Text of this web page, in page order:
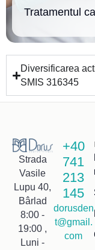
Tratamentul
Diversificarea
SMIS 316345
Strada
Vasile
Lupu 40,
Bârlad
8:00 -
19:00 ,
Luni -
+40
741
213
145
dorusden
t@gmail.
com